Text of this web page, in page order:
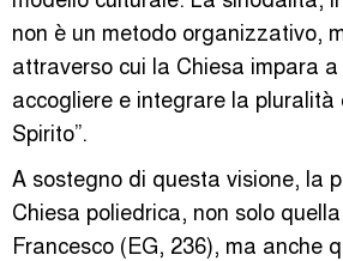
non è un metodo organizzativo,
attraverso cui la Chiesa impara a
accogliere e integrare la pluralità
Spirito”.
A sostegno di questa visione, la
Chiesa poliedrica, non solo
Francesco (EG, 236), ma anche